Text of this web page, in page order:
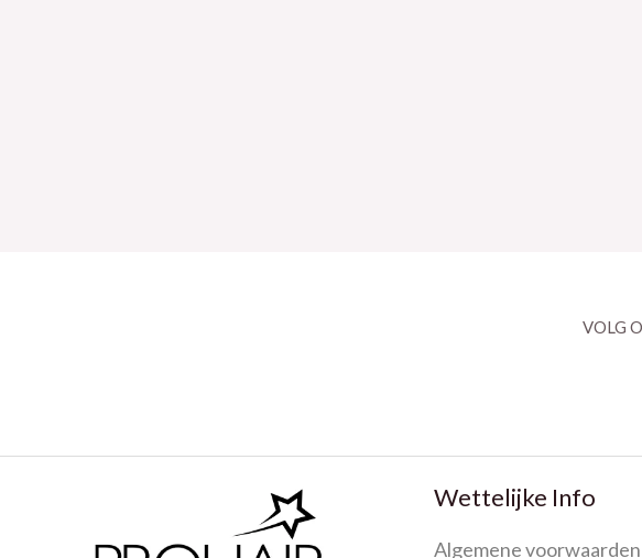
VOLG
Wettelijke Info
Algemene voorwaarden